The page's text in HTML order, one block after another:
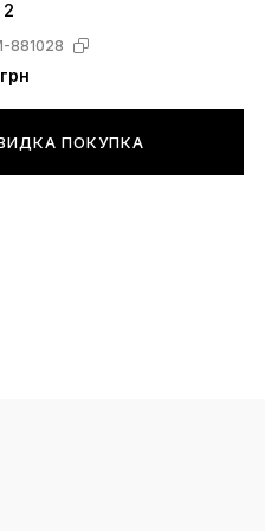
881028
ПОКУПКА